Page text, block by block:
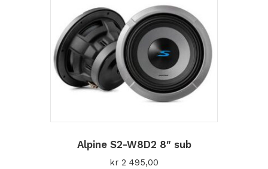
Alpine S2-W8D2 8″ sub
kr 2 495,00